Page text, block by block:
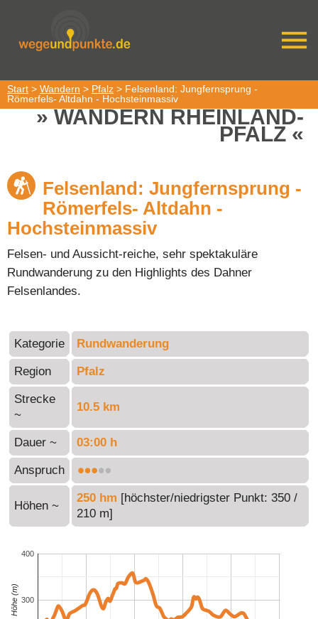
Start > Wandern > Pfalz > Felsenland: Jungfernsprung -
Römerfels- Altdahn - Hochsteinmassiv
WANDERN RHEINLAND-
PFALZ
Felsenland: Jungfernsprung -
Römerfels- Altdahn -
Hochsteinmassiv
Felsen- und Aussicht-reiche, sehr spektakuläre
Rundwanderung zu den Highlights des Dahner
Felsenlandes.
Kategorie Rundwanderung
Region Pfalz
Strecke
~
10.5 km
Dauer ~ 03:00 h
Anspruch
Höhen ~
250 hm [höchster/niedrigster Punkt: 350 /
210 m]
300
400
Höhe (m)